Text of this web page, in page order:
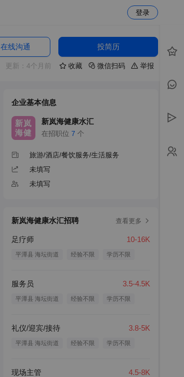
登录
在线沟通 投简历
更新：4个月前 收藏 微信扫码 举报
企业基本信息
新岚
海健
新岚海健康水汇
在招职位 7 个
旅游/酒店/餐饮服务/生活服务
未填写
未填写
新岚海健康水汇招聘 查看更多
足疗师 10-16K
平潭县 海坛街道 经验不限 学历不限
服务员 3.5-4.5K
平潭县 海坛街道 经验不限 学历不限
礼仪/迎宾/接待 3.8-5K
平潭县 海坛街道 经验不限 学历不限
现场主管 4.5-8K